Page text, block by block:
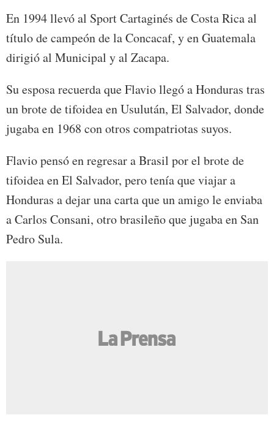
En 1994 llevó al Sport Cartaginés de Costa Rica al
título de campeón de la Concacaf, y en Guatemala
dirigió al Municipal y al Zacapa.
Su esposa recuerda que Flavio llegó a Honduras tras
un brote de tifoidea en Usulután, El Salvador, donde
jugaba en 1968 con otros compatriotas suyos.
Flavio pensó en regresar a Brasil por el brote de
tifoidea en El Salvador, pero tenía que viajar a
Honduras a dejar una carta que un amigo le enviaba
a Carlos Consani, otro brasileño que jugaba en San
Pedro Sula.